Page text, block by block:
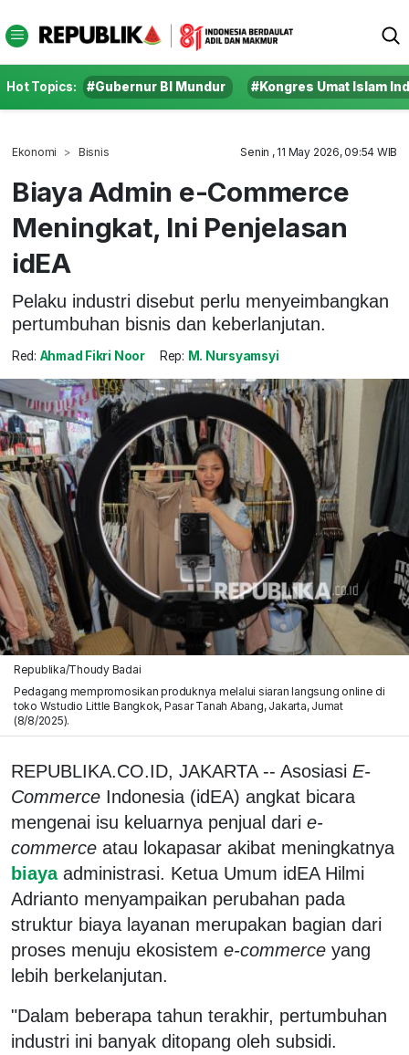
Hot Topics: #Gubernur BI Mundur #Kongres Umat Islam
Ekonomi Bisnis Senin , 11 May 2026, 09:54 WIB
Biaya Admin e-Commerce
Meningkat, Ini Penjelasan
idEA
Pelaku industri disebut perlu menyeimbangkan
pertumbuhan bisnis dan keberlanjutan.
Red: Ahmad Fikri Noor Rep: M. Nursyamsyi
Republika/Thoudy Badai
Pedagang mempromosikan produknya melalui siaran langsung online di
toko Wstudio Little Bangkok, Pasar Tanah Abang, Jakarta, Jumat
(8/8/2025).
REPUBLIKA.CO.ID, JAKARTA -- Asosiasi E-
Commerce Indonesia (idEA) angkat bicara
mengenai isu keluarnya penjual dari e-
commerce atau lokapasar akibat meningkatnya
biaya administrasi. Ketua Umum idEA Hilmi
Adrianto menyampaikan perubahan pada
struktur biaya layanan merupakan bagian dari
proses menuju ekosistem e-commerce yang
lebih berkelanjutan.
"Dalam beberapa tahun terakhir, pertumbuhan
industri ini banyak ditopang oleh subsidi.